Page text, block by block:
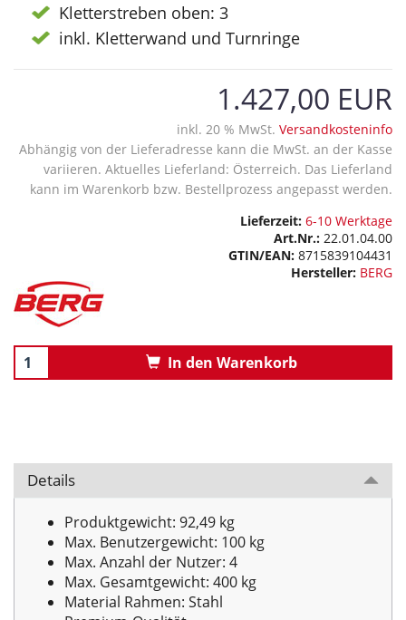
Kletterstreben oben: 3
inkl. Kletterwand und Turnringe
1.427,00 EUR
inkl. 20 % MwSt. Versandkosteninfo
Abhängig von der Lieferadresse kann die MwSt. an der Kasse
variieren. Aktuelles Lieferland: Österreich. Das Lieferland
kann im Warenkorb bzw. Bestellprozess angepasst werden.
Lieferzeit: 6-10 Werktage
Art.Nr.: 22.01.04.00
GTIN/EAN: 8715839104431
Hersteller: BERG
In den Warenkorb
Details
Produktgewicht: 92,49 kg
Max. Benutzergewicht: 100 kg
Max. Anzahl der Nutzer: 4
Max. Gesamtgewicht: 400 kg
Material Rahmen: Stahl